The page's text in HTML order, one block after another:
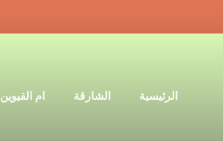
الرئيسية الشارقة ام القيوين